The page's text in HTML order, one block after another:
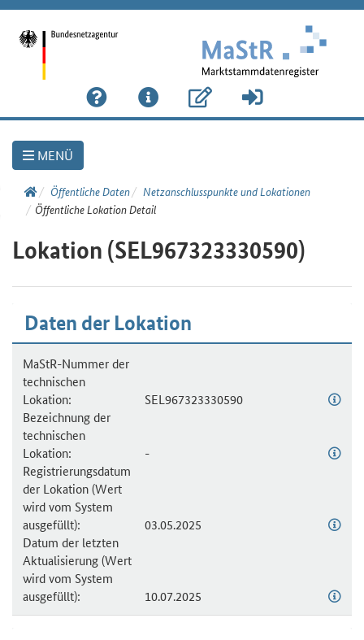
MENÜ
Link
zur
Öffentliche Daten
Netzanschlusspunkte und Lokationen
Öffentliche Lokation Detail
Lokation (SEL967323330590)
Daten der Lokation
MaStR-Nummer der
technischen
Lokation:
SEL967323330590
Bezeichnung der
technischen
Lokation:
-
Registrierungsdatum
der Lokation (Wert
wird vom System
ausgefüllt):
03.05.2025
Datum der letzten
Aktualisierung (Wert
wird vom System
ausgefüllt):
10.07.2025